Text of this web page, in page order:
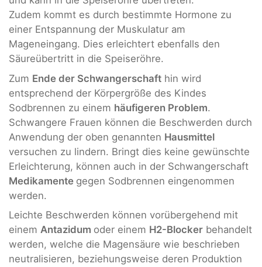
Zudem kommt es durch bestimmte Hormone zu
einer Entspannung der Muskulatur am
Mageneingang. Dies erleichtert ebenfalls den
Säureübertritt in die Speiseröhre.
Zum Ende der Schwangerschaft hin wird
entsprechend der Körpergröße des Kindes
Sodbrennen zu einem häufigeren Problem.
Schwangere Frauen können die Beschwerden durch
Anwendung der oben genannten Hausmittel
versuchen zu lindern. Bringt dies keine gewünschte
Erleichterung, können auch in der Schwangerschaft
Medikamente gegen Sodbrennen eingenommen
werden.
Leichte Beschwerden können vorübergehend mit
einem Antazidum oder einem H2-Blocker behandelt
werden, welche die Magensäure wie beschrieben
neutralisieren, beziehungsweise deren Produktion